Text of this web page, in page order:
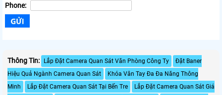
Phone:
Thông Tin: Lắp Đặt Camera Quan Sát Văn Phòng Công Ty
Đặt Baner
Hiệu Quả Ngành Camera Quan Sát
Khóa Vân Tay Đa Đa Năng Thông
Minh
Lắp Đặt Camera Quan Sát Tại Bến Tre
Lắp Đặt Camera Quan Sát Giá